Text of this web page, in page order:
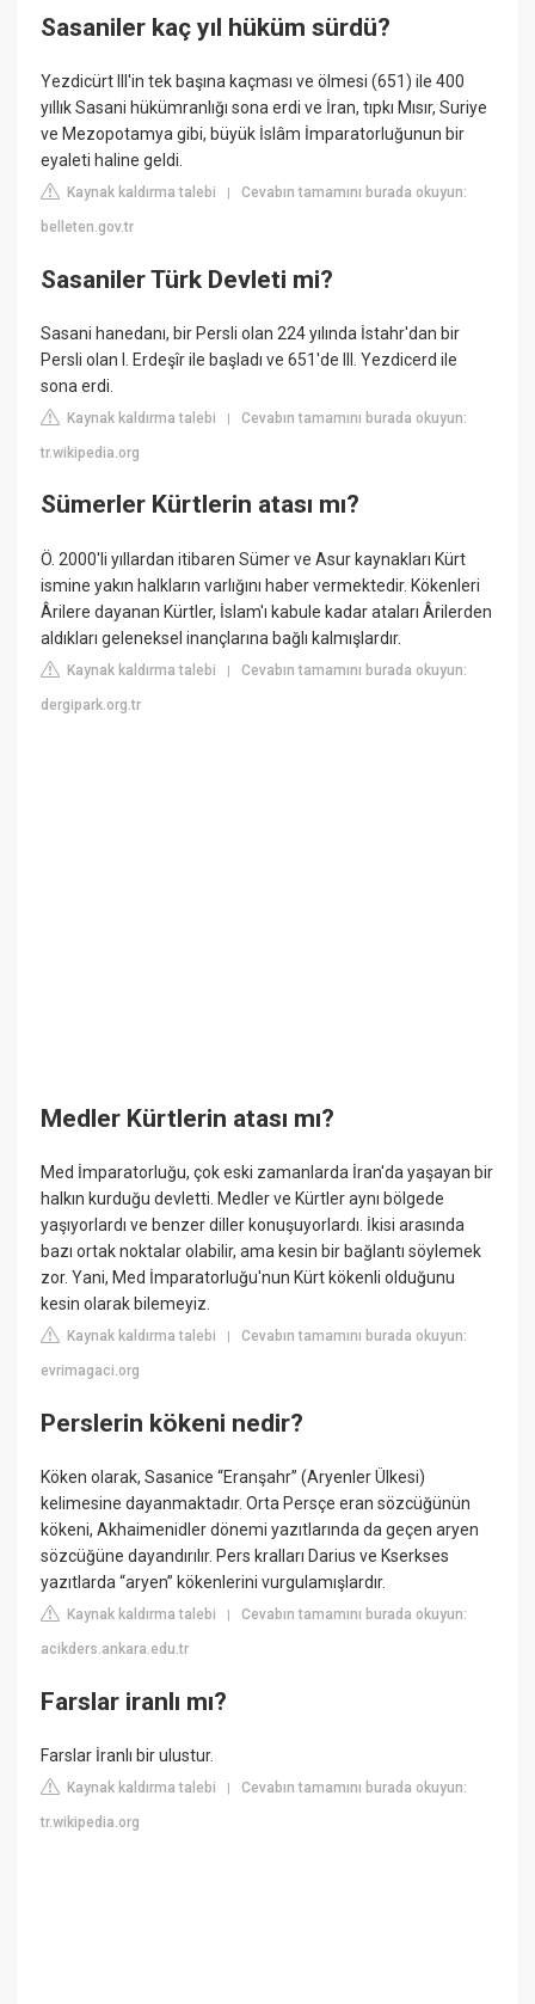
Sasaniler kaç yıl hüküm sürdü?
Yezdicürt III'in tek başına kaçması ve ölmesi (651) ile 400
yıllık Sasani hükümranlığı sona erdi ve İran, tıpkı Mısır, Suriye
ve Mezopotamya gibi, büyük İslâm İmparatorluğunun bir
eyaleti haline geldi.
Kaynak kaldırma talebi |Cevabın tamamını burada okuyun:
belleten.gov.tr
Sasaniler Türk Devleti mi?
Sasani hanedanı, bir Persli olan 224 yılında İstahr'dan bir
Persli olan I. Erdeşîr ile başladı ve 651'de III. Yezdicerd ile
sona erdi.
Kaynak kaldırma talebi |Cevabın tamamını burada okuyun:
tr.wikipedia.org
Sümerler Kürtlerin atası mı?
Ö. 2000'li yıllardan itibaren Sümer ve Asur kaynakları Kürt
ismine yakın halkların varlığını haber vermektedir. Kökenleri
Ârilere dayanan Kürtler, İslam'ı kabule kadar ataları Ârilerden
aldıkları geleneksel inançlarına bağlı kalmışlardır.
Kaynak kaldırma talebi |Cevabın tamamını burada okuyun:
dergipark.org.tr
Medler Kürtlerin atası mı?
Med İmparatorluğu, çok eski zamanlarda İran'da yaşayan bir
halkın kurduğu devletti. Medler ve Kürtler aynı bölgede
yaşıyorlardı ve benzer diller konuşuyorlardı. İkisi arasında
bazı ortak noktalar olabilir, ama kesin bir bağlantı söylemek
zor. Yani, Med İmparatorluğu'nun Kürt kökenli olduğunu
kesin olarak bilemeyiz.
Kaynak kaldırma talebi |Cevabın tamamını burada okuyun:
evrimagaci.org
Perslerin kökeni nedir?
Köken olarak, Sasanice “Eranşahr” (Aryenler Ülkesi)
kelimesine dayanmaktadır. Orta Persçe eran sözcüğünün
kökeni, Akhaimenidler dönemi yazıtlarında da geçen aryen
sözcüğüne dayandırılır. Pers kralları Darius ve Kserkses
yazıtlarda “aryen” kökenlerini vurgulamışlardır.
Kaynak kaldırma talebi |Cevabın tamamını burada okuyun:
acikders.ankara.edu.tr
Farslar iranlı mı?
Farslar İranlı bir ulustur.
Kaynak kaldırma talebi |Cevabın tamamını burada okuyun:
tr.wikipedia.org